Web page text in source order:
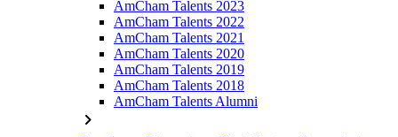
AmCham Talents 2023
AmCham Talents 2022
AmCham Talents 2021
AmCham Talents 2020
AmCham Talents 2019
AmCham Talents 2018
AmCham Talents Alumni
chevron_right